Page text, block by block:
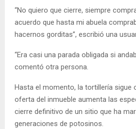
“No quiero que cierre, siempre
acuerdo que hasta mi abuela
hacernos gorditas”, escribió una
“Era casi una parada obligada si
comentó otra persona.
Hasta el momento, la tortillería sigue
oferta del inmueble aumenta las
cierre definitivo de un sitio que ha
generaciones de potosinos.